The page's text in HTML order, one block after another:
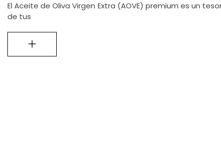
El Aceite de Oliva Virgen Extra (AOVE) premium es un
de tus
+